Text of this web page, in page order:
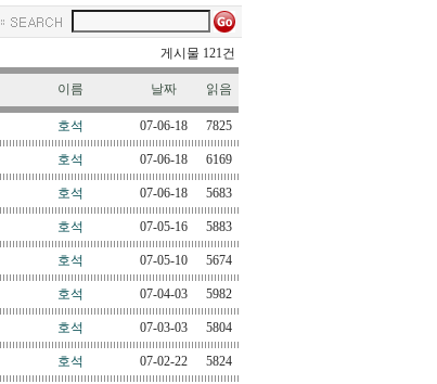
게시물 121건
이름 날짜 읽음
호석 07-06-18 7825
호석 07-06-18 6169
호석 07-06-18 5683
호석 07-05-16 5883
호석 07-05-10 5674
호석 07-04-03 5982
호석 07-03-03 5804
호석 07-02-22 5824